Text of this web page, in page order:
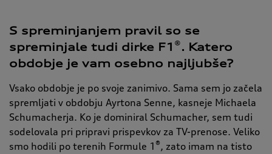
S spreminjanjem pravil so se
spreminjale tudi dirke F1 ®. Katero
obdobje je vam osebno najljubše?
Vsako obdobje je po svoje zanimivo. Sama sem jo začela
spremljati v obdobju Ayrtona Senne, kasneje Michaela
Schumacherja. Ko je dominiral Schumacher, sem tudi
sodelovala pri pripravi prispevkov za TV-prenose. Veliko
smo hodili po terenih Formule 1 ®, zato imam na tisto